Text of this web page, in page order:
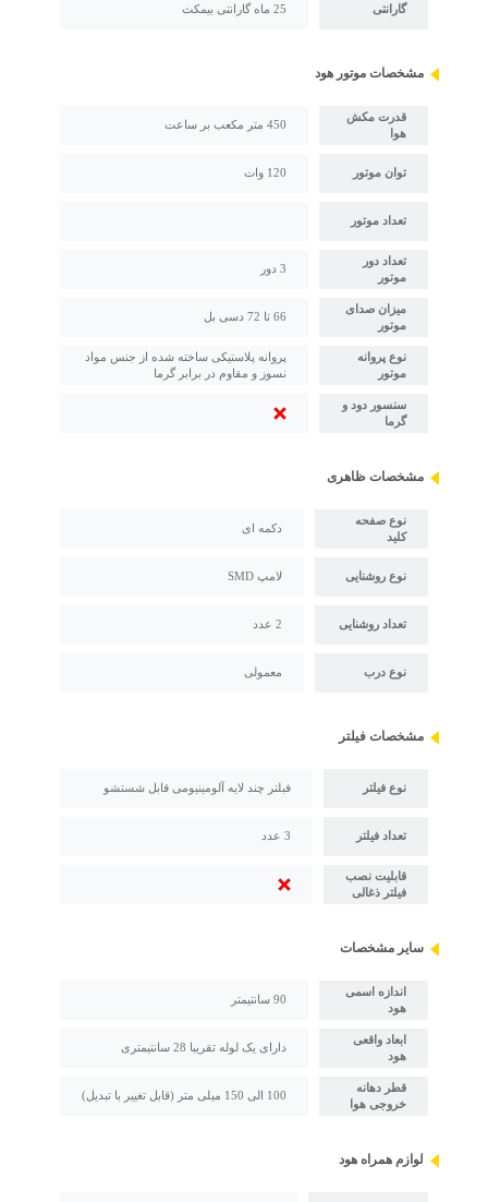
گارانتی 25 ماه گارانتی بیمکث
مشخصات موتور هود
قدرت مکش
هوا
450 متر مکعب بر ساعت
توان موتور 120 وات
تعداد موتور
تعداد دور
موتور
3 دور
میزان صدای
موتور
66 تا 72 دسی بل
نوع پروانه
موتور
پروانه پلاستیکی ساخته شده از جنس مواد
نسوز و مقاوم در برابر گرما
سنسور دود و
گرما
مشخصات ظاهری
نوع صفحه
کلید
دکمه ای
نوع روشنایی لامپ SMD
تعداد روشنایی 2 عدد
نوع درب معمولی
مشخصات فیلتر
نوع فیلتر فبلتر چند لایه آلومینیومی قابل شستشو
تعداد فیلتر 3 عدد
قابلیت نصب
فیلتر ذغالی
سایر مشخصات
اندازه اسمی
هود
90 سانتیمتر
ابعاد واقعی
هود
دارای یک لوله تقریبا 28 سانتیمتری
قطر دهانه
خروجی هوا
100 الی 150 میلی متر (قابل تغییر با تبدیل)
لوازم همراه هود